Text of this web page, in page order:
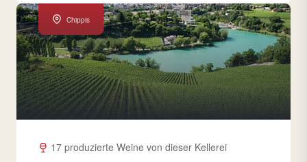
Chippis
17 produzierte Weine von dieser Kellerei